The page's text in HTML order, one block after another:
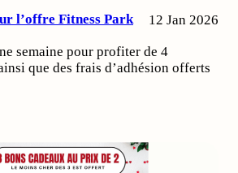
l’offre Fitness Park 12 Jan 2026
semaine pour profiter de 4
que des frais d’adhésion offerts